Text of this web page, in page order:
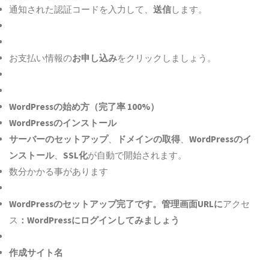
通知された認証コードを入力して、送信します。
お支払い情報のお申し込みをクリックしましょう。
WordPressの始め方（完了率 100%）
WordPressのインストール
サーバーのセットアップ、 ドメインの取得、WordPressのイ
ンストール、 SSL化が自動で開始されます。
数分かかる事があります
WordPressのセットアップ完了です。管理画面URLにアクセ
ス ：WordPressにログインしてみましょう
作成サイト名